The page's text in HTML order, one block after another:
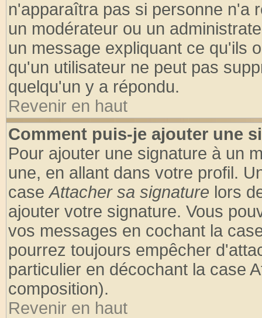
n'apparaîtra pas si personne n'a
un modérateur ou un
un message expliquant ce qu'ils
qu'un utilisateur ne peut pas
quelqu'un y a répondu.
Revenir en haut
Comment puis-je ajouter une
Pour ajouter une signature à un
une, en allant dans votre profil.
caseAttacher sa signature lors
ajouter votre signature. Vous
vos messages en cochant la
pourrez toujours empêcher
particulier en décochant la case
composition).
Revenir en haut